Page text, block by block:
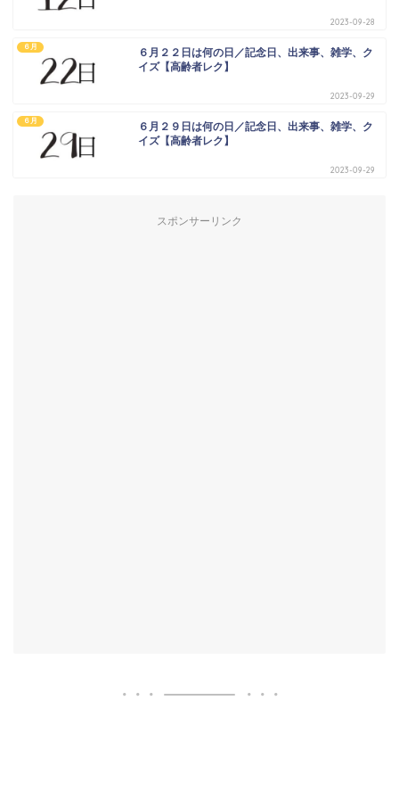
2023-09-28
６月
６月２２日は何の日／記念日、出来事、雑学、ク
イズ【高齢者レク】
2023-09-29
６月
６月２９日は何の日／記念日、出来事、雑学、ク
イズ【高齢者レク】
2023-09-29
スポンサーリンク